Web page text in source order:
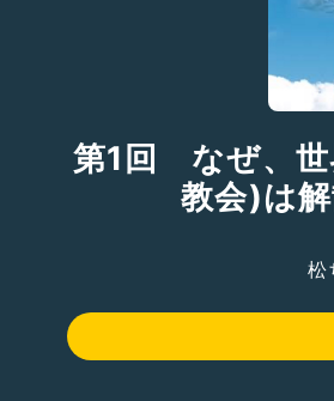
第1回 なぜ、世
教会)は
松